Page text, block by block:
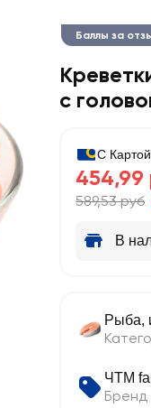
Баллы за
с
С
589,53 руб
В
Рыба,
ЧТМ
Бренд